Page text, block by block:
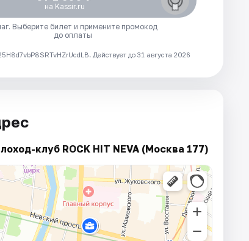
на Kassir.ru
Выберите билет и примените промокод
до оплаты
Действует до 31 августа 2026
клуб ROCK HIT NEVA (Москва 177)